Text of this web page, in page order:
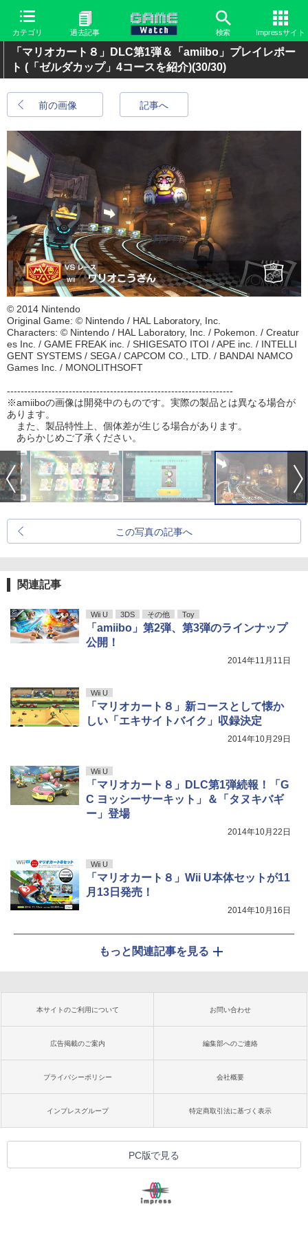
カテゴリ 過去記事 検索 Impressサイト
「マリオカート８」DLC第1弾＆「amiibo」プレイレポー
ト (「ゼルダカップ」4コースを紹介)(30/30)
前の画像 記事へ
© 2014 Nintendo
Original Game: © Nintendo / HAL Laboratory, Inc.
Characters: © Nintendo / HAL Laboratory, Inc. / Pokemon. / Creatur
es Inc. / GAME FREAK inc. / SHIGESATO ITOI / APE inc. / INTELLI
GENT SYSTEMS / SEGA / CAPCOM CO., LTD. / BANDAI NAMCO
Games Inc. / MONOLITHSOFT
------------------------------------------------------------------
※amiiboの画像は開発中のものです。実際の製品とは異なる場合が
あります。
また、製品特性上、個体差が生じる場合があります。
あらかじめご了承ください。
この写真の記事へ
関連記事
Wii U 3DS その他 Toy
「amiibo」第2弾、第3弾のラインナップ
公開！
2014年11月11日
Wii U
「マリオカート８」新コースとして懐か
しい「エキサイトバイク」収録決定
2014年10月29日
Wii U
「マリオカート８」DLC第1弾続報！「G
C ヨッシーサーキット」＆「タヌキバギ
ー」登場
2014年10月22日
Wii U
「マリオカート８」Wii U本体セットが11
月13日発売！
2014年10月16日
もっと関連記事を見る
本サイトのご利用について お問い合わせ
広告掲載のご案内 編集部へのご連絡
プライバシーポリシー 会社概要
インプレスグループ 特定商取引法に基づく表示
PC版で見る